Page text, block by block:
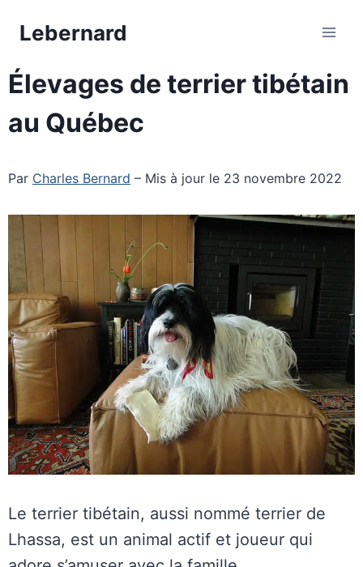
contenu
Lebernard
Élevages de terrier tibétain
au Québec
Par Charles Bernard – Mis à jour le 23 novembre 2022
Le terrier tibétain, aussi nommé terrier de
Lhassa, est un animal actif et joueur qui